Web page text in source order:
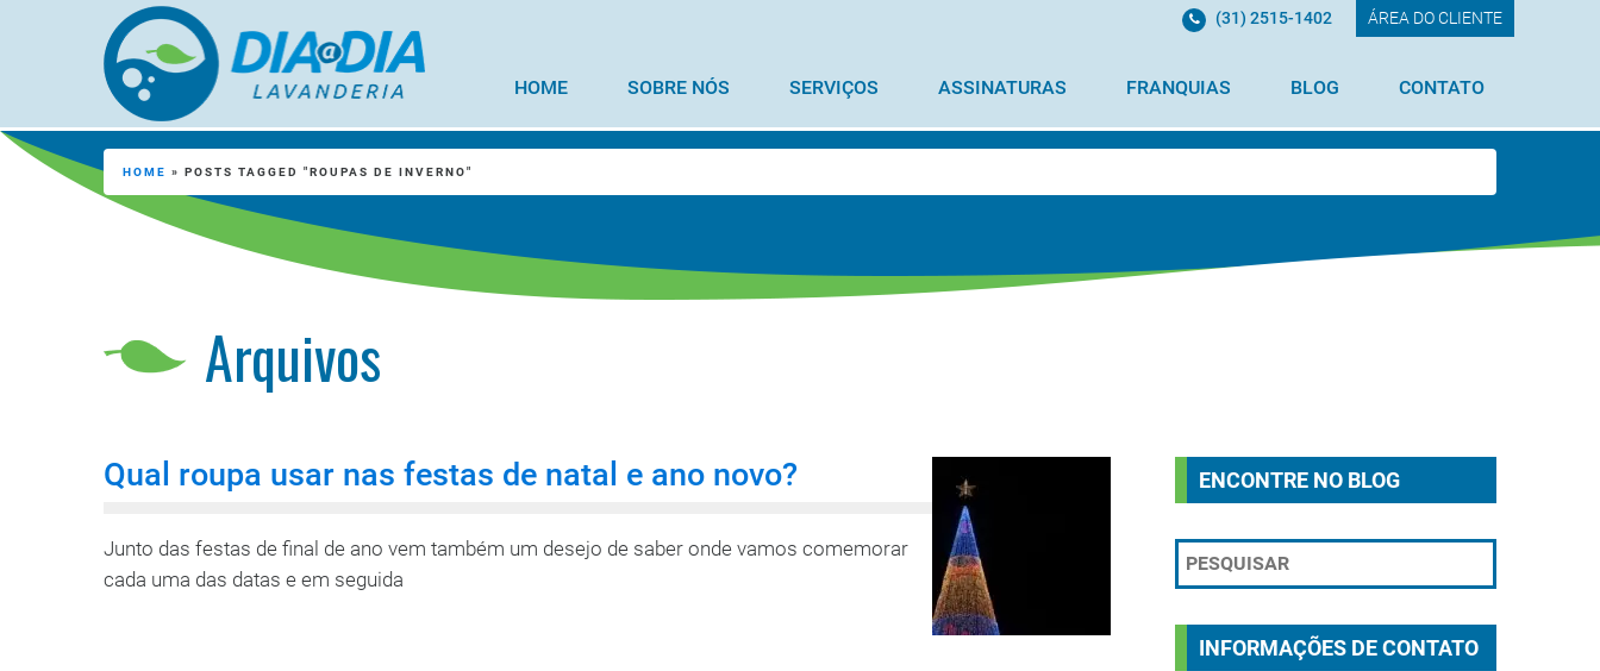
ÁREA DO CLIENTE
(31) 2515-1402
HOME SOBRE NÓS SERVIÇOS ASSINATURAS FRANQUIAS BLOG CONTATO
Arquivos
HOME » POSTS TAGGED "ROUPAS DE INVERNO"
Qual roupa usar nas festas de natal e ano novo?
Junto das festas de final de ano vem também um desejo de saber onde vamos comemorar
cada uma das datas e em seguida
ENCONTRE NO BLOG
INFORMAÇÕES DE CONTATO